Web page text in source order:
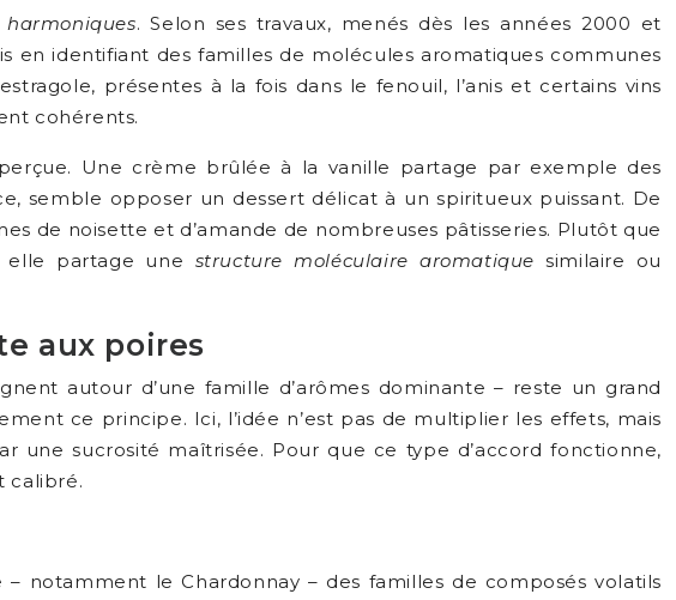
. Selon ses travaux, menés dès les années 2000 et
en identifiant des familles de molécules aromatiques communes
présentes à la fois dans le fenouil, l’anis et certains vins
cohérents.
Une crème brûlée à la vanille partage par exemple des
semble opposer un dessert délicat à un spiritueux puissant. De
de noisette et d’amande de nombreuses pâtisseries. Plutôt que
elle partage une structure moléculaire aromatique similaire ou
aux poires
autour d’une famille d’arômes dominante – reste un grand
ce principe. Ici, l’idée n’est pas de multiplier les effets, mais
sucrosité maîtrisée. Pour que ce type d’accord fonctionne,
calibré.
notamment le Chardonnay – des familles de composés volatils